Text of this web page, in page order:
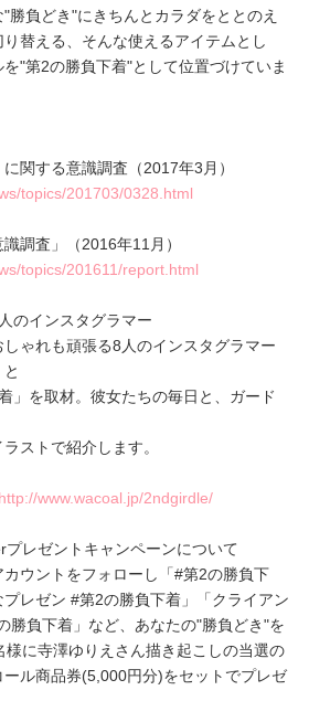
勝負どき"にきちんとカラダをととのえ
替える、そんな使えるアイテムとし
"第2の勝負下着"として位置づけていま
関する意識調査（2017年3月）
topics/201703/0328.html
調査」（2016年11月）
topics/201611/report.html
のインスタグラマー
ゃれも頑張る8人のインスタグラマー
」を取材。彼女たちの毎日と、ガード
ストで紹介します。
http://www.wacoal.jp/2ndgirdle/
レゼントキャンペーンについて
ウントをフォローし「#第2の勝負下
レゼン #第2の勝負下着」「クライアン
勝負下着」など、あなたの"勝負どき"を
に寺澤ゆりえさん描き起こしの当選の
ル商品券(5,000円分)をセットでプレゼ